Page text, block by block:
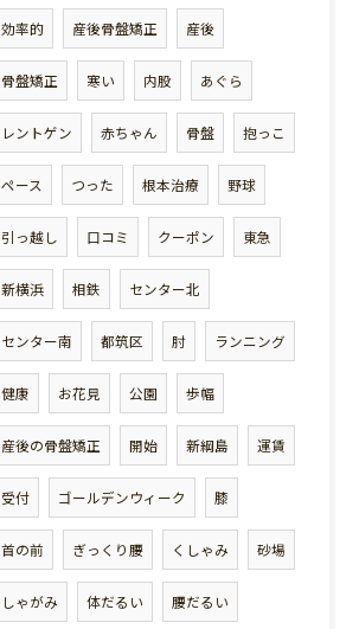
効率的 産後骨盤矯正 産後
骨盤矯正 寒い 内股 あぐら
レントゲン 赤ちゃん 骨盤 抱っこ
ペース つった 根本治療 野球
引っ越し 口コミ クーポン 東急
新横浜 相鉄 センター北
センター南 都筑区 肘 ランニング
健康 お花見 公園 歩幅
産後の骨盤矯正 開始 新綱島 運賃
受付 ゴールデンウィーク 膝
首の前 ぎっくり腰 くしゃみ 砂場
しゃがみ 体だるい 腰だるい